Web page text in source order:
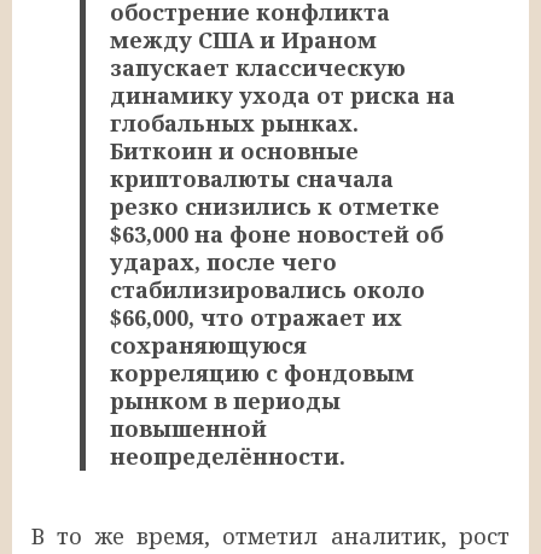
обострение конфликта
между США и Ираном
запускает классическую
динамику ухода от риска на
глобальных рынках.
Биткоин и основные
криптовалюты сначала
резко снизились к отметке
$63,000 на фоне новостей об
ударах, после чего
стабилизировались около
$66,000, что отражает их
сохраняющуюся
корреляцию с фондовым
рынком в периоды
повышенной
неопределённости.
В то же время, отметил аналитик, рост